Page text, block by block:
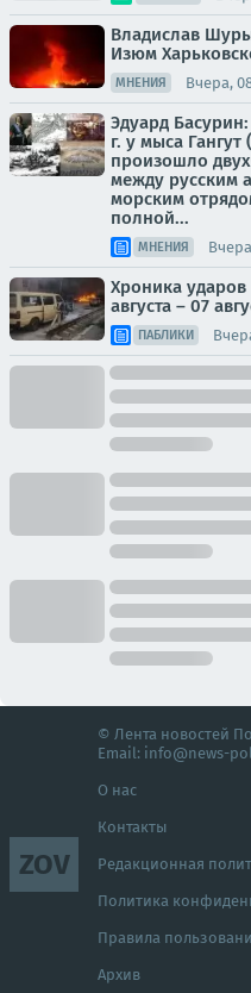
Владислав
Изюм
МНЕНИЯ Вчера,
Эдуард
г. у мыса
произошло
между русским
морским
полной...
МНЕНИЯ
Хроника
августа – 07
ПАБЛИКИ
ZOV
© Лента новостей
Email: info@news-
О нас
Контакты
Редакционная
Политика
Правила
Архив